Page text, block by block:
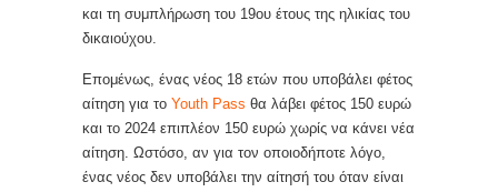
και τη συμπλήρωση του 19ου έτους της ηλικίας του
δικαιούχου.
Επομένως, ένας νέος 18 ετών που υποβάλει φέτος
αίτηση για το Youth Pass θα λάβει φέτος 150 ευρώ
και το 2024 επιπλέον 150 ευρώ χωρίς να κάνει νέα
αίτηση. Ωστόσο, αν για τον οποιοδήποτε λόγο,
ένας νέος δεν υποβάλει την αίτησή του όταν είναι